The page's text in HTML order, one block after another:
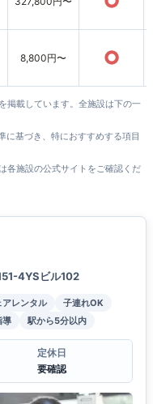
8,800円〜 ○
掲載しています。全施設は下の一
基づき、特におすすめする項目
各施設の公式サイトをご確認くだ
4YSビル102
アレンタル
子連れOK
導 駅から5分以内
定休日
要確認